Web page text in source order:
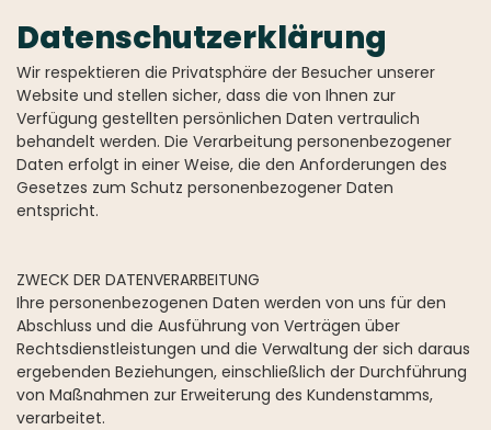
Datenschutzerklärung
Wir respektieren die Privatsphäre der Besucher unserer
Website und stellen sicher, dass die von Ihnen zur
Verfügung gestellten persönlichen Daten vertraulich
behandelt werden. Die Verarbeitung personenbezogener
Daten erfolgt in einer Weise, die den Anforderungen des
Gesetzes zum Schutz personenbezogener Daten
entspricht.
ZWECK DER DATENVERARBEITUNG
Ihre personenbezogenen Daten werden von uns für den
Abschluss und die Ausführung von Verträgen über
Rechtsdienstleistungen und die Verwaltung der sich daraus
ergebenden Beziehungen, einschließlich der Durchführung
von Maßnahmen zur Erweiterung des Kundenstamms,
verarbeitet.